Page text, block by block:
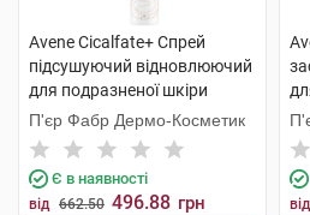
Avene Cicalfate+ Спрей
підсушуючий відновлюючий
для подразненої шкіри
схильної до мацерації 100 мл
1 флакон
П'єр Фабр Дермо-Косметик
Є в наявності
від 662.50 496.88 грн від